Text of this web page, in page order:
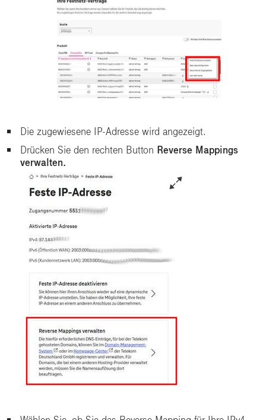
Die zugewiesene IP-Adresse wird angezeigt.
Drücken Sie den rechten Button Reverse Mappings
verwalten.